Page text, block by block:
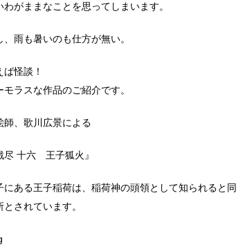
がままなことを思ってしまいます。
雨も暑いのも仕方が無い。
怪談！
ラスな作品のご紹介です。
師、歌川広景による
尽 十六 王子狐火』
にある王子稲荷は、稲荷神の頭領として知られると同
されています。